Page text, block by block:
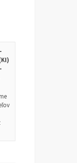
prehlbuje inflačná
centrálnych bánk